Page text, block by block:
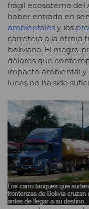
frágil ecosistema del
haber entrado en
ambientales y los
carretera a la otrora
boliviana. El magro
dólares que
impacto ambiental y
luces no ha sido